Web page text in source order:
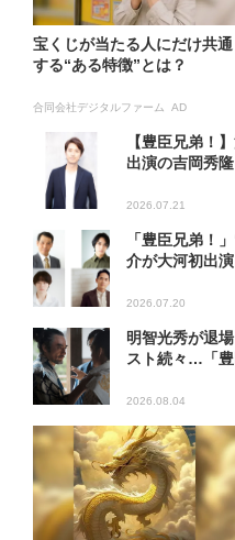
宝くじが当たる人にだけ共通
する“ある特徴”とは？
合同会社デジタルファーム AD
【豊臣兄弟！
出演の吉岡秀
2026.07.21
「豊臣兄弟！
介が大河初出
2026.07.20
明智光秀が退
スト続々…「
2026.08.04